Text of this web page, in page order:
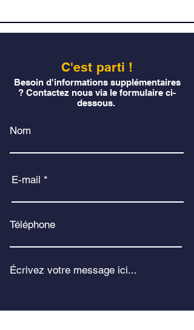
C'est parti !
Besoin d'informations supplémentaires
? Contactez nous via le formulaire ci-
dessous.
Nom
E-mail
Téléphone
Écrivez votre message ici...